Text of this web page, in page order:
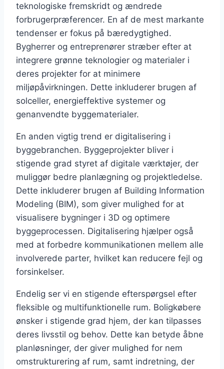
teknologiske fremskridt og ændrede
forbrugerpræferencer. En af de mest markante
tendenser er fokus på bæredygtighed.
Bygherrer og entreprenører stræber efter at
integrere grønne teknologier og materialer i
deres projekter for at minimere
miljøpåvirkningen. Dette inkluderer brugen af
solceller, energieffektive systemer og
genanvendte byggematerialer.
En anden vigtig trend er digitalisering i
byggebranchen. Byggeprojekter bliver i
stigende grad styret af digitale værktøjer, der
muliggør bedre planlægning og projektledelse.
Dette inkluderer brugen af Building Information
Modeling (BIM), som giver mulighed for at
visualisere bygninger i 3D og optimere
byggeprocessen. Digitalisering hjælper også
med at forbedre kommunikationen mellem alle
involverede parter, hvilket kan reducere fejl og
forsinkelser.
Endelig ser vi en stigende efterspørgsel efter
fleksible og multifunktionelle rum. Boligkøbere
ønsker i stigende grad hjem, der kan tilpasses
deres livsstil og behov. Dette kan betyde åbne
planløsninger, der giver mulighed for nem
omstrukturering af rum, samt indretning, der